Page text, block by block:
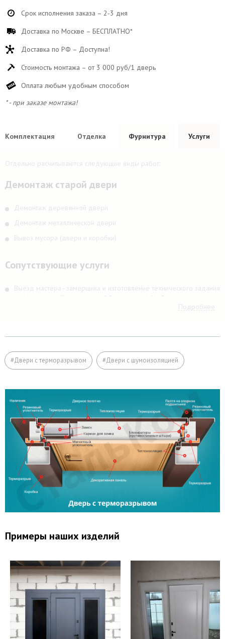
Срок исполнения заказа – 2-3 дня
Доставка по Москве – БЕСПЛАТНО*
Доставка по РФ – Доступна!
Стоимость монтажа – от 3 000 руб/1 дверь
Оплата любым удобным способом
* - при заказе монтажа!
Комплектация Отделка Фурнитура Услуги
Отдельно расчитываются следующие виды работ:
Демонтаж старой двери
Демонтаж деревянной двери
Демонтаж металлической двери
Вывоз мусора (двери и коробки)
Сопутствующие услуги
Выезд мастера–замерщика и изготовление технического задания
по Москве и в Подмосковье 25 км вокруг МКАДа
Выезд мастера–замерщика и изготовление технического задания
Подъём на этаж (если дверь не проходит по размеру в лифт)
Расширение дверного проема
Заделка швов монтажной пеной
Откосы (изнутри помещения)
Вывод звонков
Утепление дверной коробки
Перенос звонка
Подробнее
#Двери с терморазрывом #Двери с шумоизоляцией
Примеры наших изделий